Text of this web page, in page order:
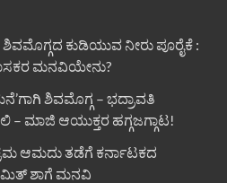
ಕುಡಿಯುವ ನೀರು ಪೂರೈಕೆ :
ಮನವಿಯೇನು?
ಶಿವಮೊಗ್ಗ – ಭದ್ರಾವತಿ
– ಮಾಜಿ ಆಯುಕ್ತರ ಹಗ್ಗಜಗ್ಗಾಟ!
ಆಮದು ತಡೆಗೆ ಕರ್ನಾಟಕದ
ಶಾಗೆ ಮನವಿ